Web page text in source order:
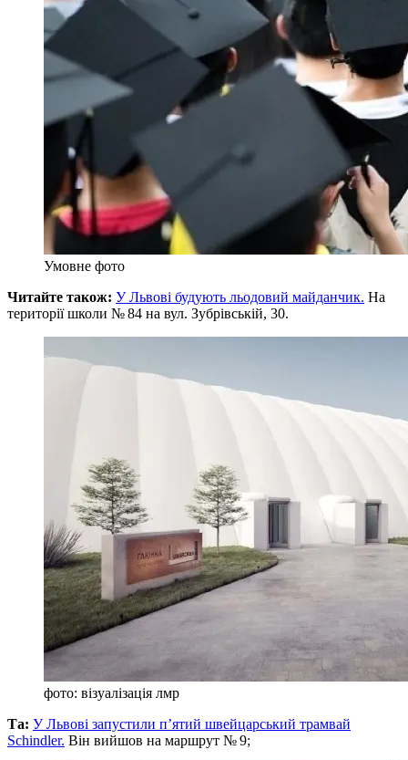
Умовне фото
Читайте також: У Львові будують льодовий майданчик. На
території школи № 84 на вул. Зубрівській, 30.
фото: візуалізація лмр
Та: У Львові запустили п’ятий швейцарський трамвай
Schindler. Він вийшов на маршрут № 9;